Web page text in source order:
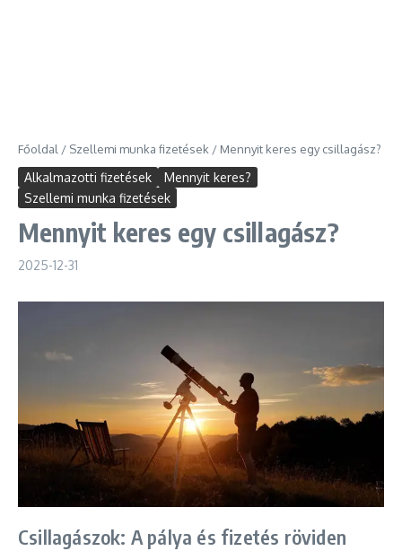
Főoldal / Szellemi munka fizetések / Mennyit keres egy csillagász?
Alkalmazotti fizetések
Mennyit keres?
Szellemi munka fizetések
Mennyit keres egy csillagász?
2025-12-31
Csillagászok: A pálya és fizetés röviden